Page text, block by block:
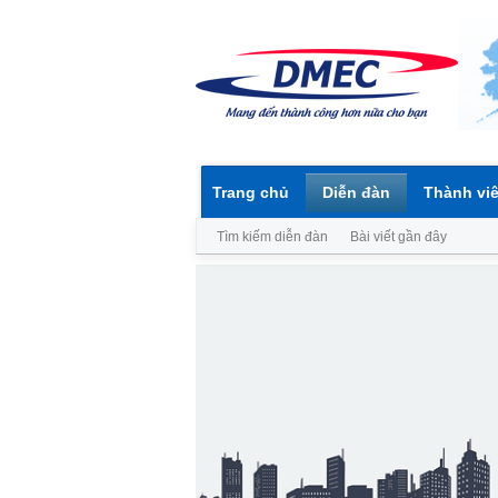
Trang chủ Diễn đàn
Tìm kiếm diễn đàn Bài viết gần đây
Thành